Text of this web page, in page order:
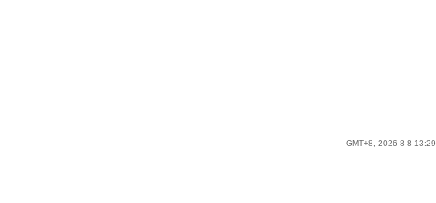
GMT+8, 2026-8-8 13:29